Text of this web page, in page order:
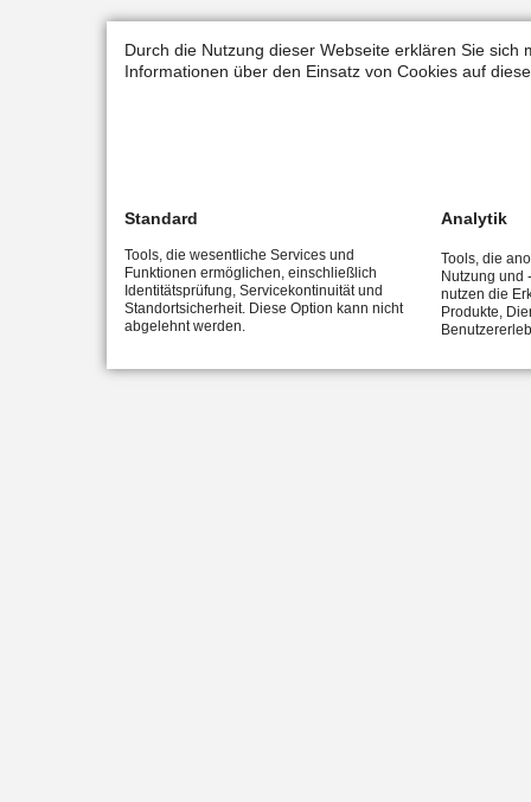
Durch die Nutzung dieser Webseite erklären Sie
Informationen über den Einsatz von Cookies auf
Standard
Tools, die wesentliche Services und
Funktionen ermöglichen, einschließlich
Identitätsprüfung, Servicekontinuität und
Standortsicherheit. Diese Option kann nicht
abgelehnt werden.
Analytik
Tools, die
Nutzung und
nutzen die
Produkte,